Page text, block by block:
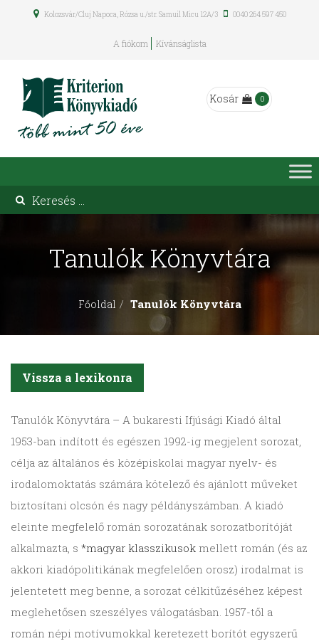
Kolozsvár/Cluj Napoca, Rózsa u./str. Samuil Micu 12A/3 0040 264 597 450
A fiókom Kívánságlista
Kosár 0
Tanulók Könyvtára
Főoldal Tanulók Könyvtára
Vissza a lexikonra
Tanulók Könyvtára – A bukaresti Ifjúsági Kiadó által
1953-ban indított és egészen 1992-ig megjelent sorozat,
célja az általános és középiskolai magyar nyelv- és
irodalomoktatás számára kötelező és ajánlott műveket
biztosítani olcsón és nagy példányszámban. A kiadó
eleinte megfelelő román sorozatának sorozatborítóját
alkalmazta, s *magyar klasszikusok mellett román (és az
akkori kiadópolitikának megfelelően orosz) irodalmat is
jelentetett meg benne, a sorozat célkitűzéséhez képest
meglehetősen szeszélyes válogatásban. 1957-től a
román népi motívumokkal keretezett borítót egyszerű